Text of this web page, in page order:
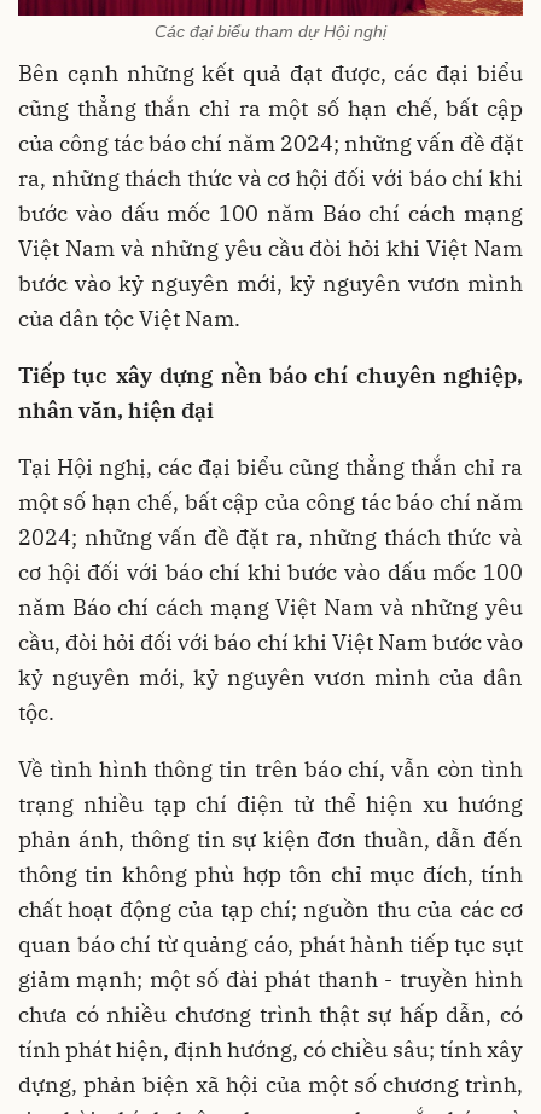
Các đại biểu tham dự Hội nghị
Bên cạnh những kết quả đạt được, các đại biểu
cũng thẳng thắn chỉ ra một số hạn chế, bất cập
của công tác báo chí năm 2024; những vấn đề đặt
ra, những thách thức và cơ hội đối với báo chí khi
bước vào dấu mốc 100 năm Báo chí cách mạng
Việt Nam và những yêu cầu đòi hỏi khi Việt Nam
bước vào kỷ nguyên mới, kỷ nguyên vươn mình
của dân tộc Việt Nam.
Tiếp tục xây dựng nền báo chí chuyên nghiệp,
nhân văn, hiện đại
Tại Hội nghị, các đại biểu cũng thẳng thắn chỉ ra
một số hạn chế, bất cập của công tác báo chí năm
2024; những vấn đề đặt ra, những thách thức và
cơ hội đối với báo chí khi bước vào dấu mốc 100
năm Báo chí cách mạng Việt Nam và những yêu
cầu, đòi hỏi đối với báo chí khi Việt Nam bước vào
kỷ nguyên mới, kỷ nguyên vươn mình của dân
tộc.
Về tình hình thông tin trên báo chí, vẫn còn tình
trạng nhiều tạp chí điện tử thể hiện xu hướng
phản ánh, thông tin sự kiện đơn thuần, dẫn đến
thông tin không phù hợp tôn chỉ mục đích, tính
chất hoạt động của tạp chí; nguồn thu của các cơ
quan báo chí từ quảng cáo, phát hành tiếp tục sụt
giảm mạnh; một số đài phát thanh - truyền hình
chưa có nhiều chương trình thật sự hấp dẫn, có
tính phát hiện, định hướng, có chiều sâu; tính xây
dựng, phản biện xã hội của một số chương trình,